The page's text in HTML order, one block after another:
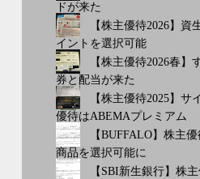
ドが来た
【株主優待2026】
イントを選択可能
【株主優待2026春
券と配当が来た
【株主優待2025】
優待はABEMAプレミアム
【BUFFALO】株主
商品を選択可能に
【SBI新生銀行】株